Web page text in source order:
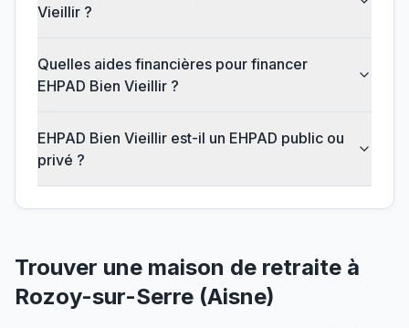
Vieillir ?
Quelles aides financières pour financer
EHPAD Bien Vieillir ?
EHPAD Bien Vieillir est-il un EHPAD public ou
privé ?
Trouver une maison de retraite à
Rozoy-sur-Serre (Aisne)